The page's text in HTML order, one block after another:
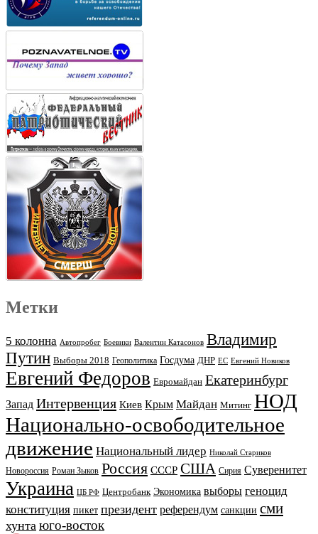
Метки
5 колонна Автопробег Боевики Валентин Катасонов Владимир
Путин Выборы 2018 Геополитика Госдума ДНР ЕС Евгений Новиков
Евгений Федоров Евромайдан Екатеринбург
Запад Интервенция Киев Крым Майдан Митинг НОД
Национально-освободительное
движение Национальный лидер Николай Стариков
Новороссия Роман Зыков Россия СССР США Сирия Суверенитет
Украина ЦБ РФ Центробанк Экономика выборы геноцид
конституция пикет президент референдум санкции сми
хунта юго-восток